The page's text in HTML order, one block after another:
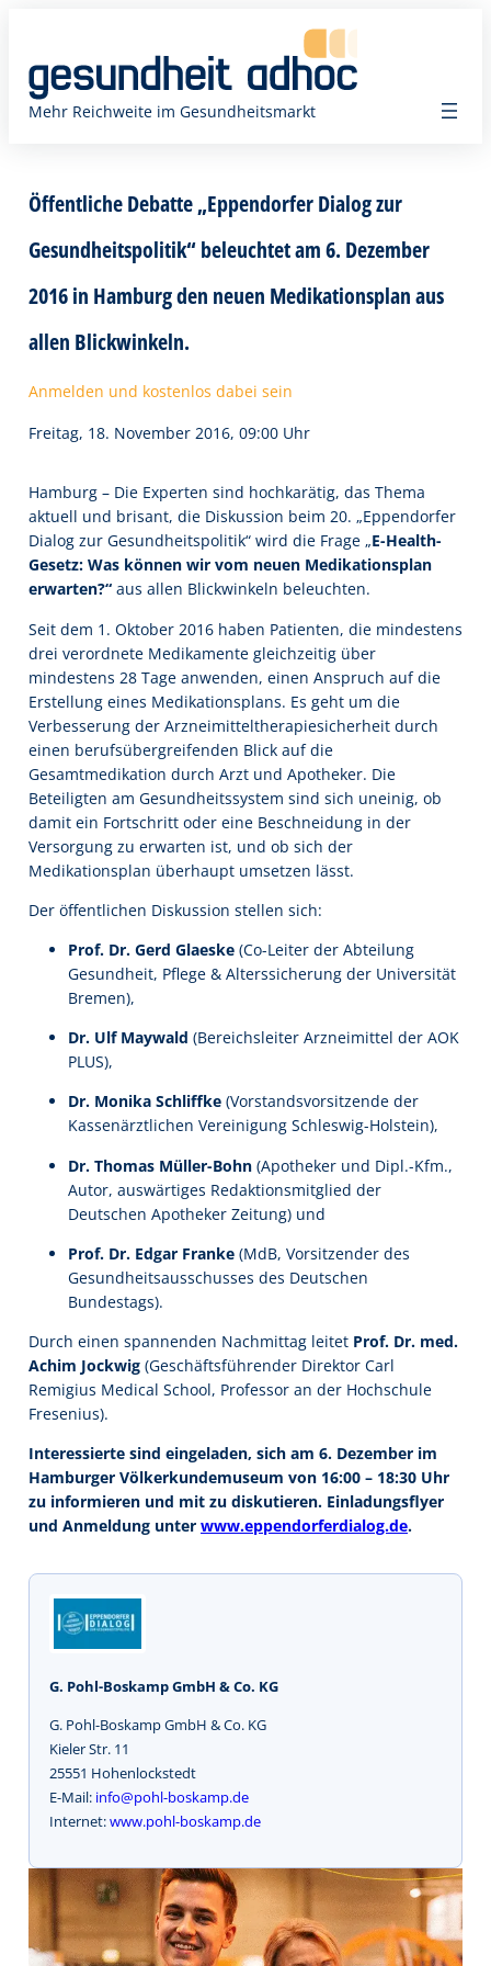
springen
Mehr Reichweite im Gesundheitsmarkt
Öffentliche Debatte „Eppendorfer Dialog zur
Gesundheitspolitik“ beleuchtet am 6. Dezember
2016 in Hamburg den neuen Medikationsplan aus
allen Blickwinkeln.
Anmelden und kostenlos dabei sein
Freitag, 18. November 2016, 09:00 Uhr
Hamburg – Die Experten sind hochkarätig, das Thema
aktuell und brisant, die Diskussion beim 20. „Eppendorfer
Dialog zur Gesundheitspolitik“ wird die Frage „E-Health-
Gesetz: Was können wir vom neuen Medikationsplan
erwarten?“ aus allen Blickwinkeln beleuchten.
Seit dem 1. Oktober 2016 haben Patienten, die mindestens
drei verordnete Medikamente gleichzeitig über
mindestens 28 Tage anwenden, einen Anspruch auf die
Erstellung eines Medikationsplans. Es geht um die
Verbesserung der Arzneimitteltherapiesicherheit durch
einen berufsübergreifenden Blick auf die
Gesamtmedikation durch Arzt und Apotheker. Die
Beteiligten am Gesundheitssystem sind sich uneinig, ob
damit ein Fortschritt oder eine Beschneidung in der
Versorgung zu erwarten ist, und ob sich der
Medikationsplan überhaupt umsetzen lässt.
Der öffentlichen Diskussion stellen sich:
Prof. Dr. Gerd Glaeske (Co-Leiter der Abteilung
Gesundheit, Pflege & Alterssicherung der Universität
Bremen),
Dr. Ulf Maywald (Bereichsleiter Arzneimittel der AOK
PLUS),
Dr. Monika Schliffke (Vorstandsvorsitzende der
Kassenärztlichen Vereinigung Schleswig-Holstein),
Dr. Thomas Müller-Bohn (Apotheker und Dipl.-Kfm.,
Autor, auswärtiges Redaktionsmitglied der
Deutschen Apotheker Zeitung) und
Prof. Dr. Edgar Franke (MdB, Vorsitzender des
Gesundheitsausschusses des Deutschen
Bundestags).
Durch einen spannenden Nachmittag leitet Prof. Dr. med.
Achim Jockwig (Geschäftsführender Direktor Carl
Remigius Medical School, Professor an der Hochschule
Fresenius).
Interessierte sind eingeladen, sich am 6. Dezember im
Hamburger Völkerkundemuseum von 16:00 – 18:30 Uhr
zu informieren und mit zu diskutieren. Einladungsflyer
und Anmeldung unter www.eppendorferdialog.de.
G. Pohl-Boskamp GmbH & Co. KG
G. Pohl-Boskamp GmbH & Co. KG
Kieler Str. 11
25551 Hohenlockstedt
E-Mail: info@pohl-boskamp.de
Internet:www.pohl-boskamp.de